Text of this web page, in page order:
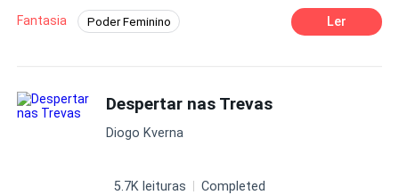
para participar de um recrutamento, com o intuito de
formarem uma facção para combaterem contra os
Valéria passou a conviver no mundo mágico e essa
experiência a mudou de uma forma significante,
principalmente ao saber que não era uma feiticeira
das trevas com magia obscura."
Fantasia Poder Feminino
Universo Paralelo
Ler
Despertar nas Trevas
Diogo Kverna
5.7K leituras Completed